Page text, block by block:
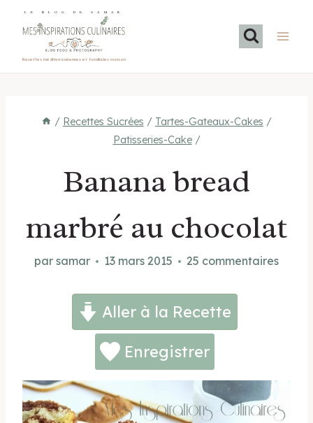
LE BLOG DE SAMAR
Recettes méditerranéennes et familiales maison
/ Recettes Sucrées / Tartes-Gateaux-Cakes /
Patisseries-Cake /
Banana bread
marbré au chocolat
par samar 13 mars 2015 25 commentaires
Aller à la Recette
Enregistrer